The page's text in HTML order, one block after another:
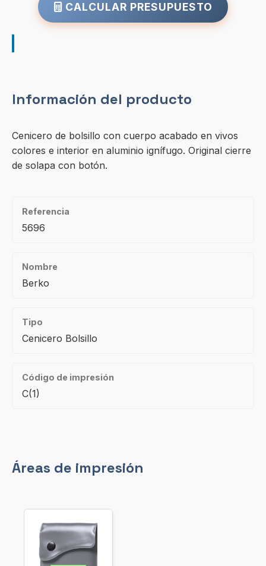
CALCULAR PRESUPUESTO
Información del producto
Cenicero de bolsillo con cuerpo acabado en vivos
colores e interior en aluminio ignífugo. Original cierre
de solapa con botón.
Referencia
5696
Nombre
Berko
Tipo
Cenicero Bolsillo
Código de impresión
C(1)
Áreas de impresión